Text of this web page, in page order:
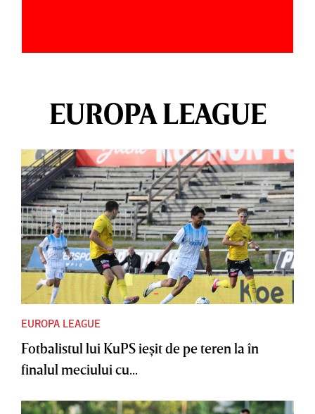
EUROPA LEAGUE
EUROPA LEAGUE
Fotbalistul lui KuPS ieşit de pe teren la în
finalul meciului cu...